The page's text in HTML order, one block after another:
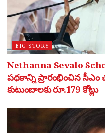
BIG STORY
Nethanna Sevalo
పథకాన్ని ప్రారంభించిన సీఎం
కుటుంబాలకు రూ.179 కోట్లు